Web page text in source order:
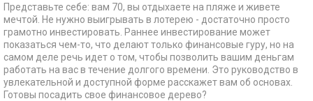
Представьте себе: вам 70, вы отдыхаете на пляже и живете
мечтой. Не нужно выигрывать в лотерею - достаточно просто
грамотно инвестировать. Раннее инвестирование может
показаться чем-то, что делают только финансовые гуру, но на
самом деле речь идет о том, чтобы позволить вашим деньгам
работать на вас в течение долгого времени. Это руководство в
увлекательной и доступной форме расскажет вам об основах.
Готовы посадить свое финансовое дерево?